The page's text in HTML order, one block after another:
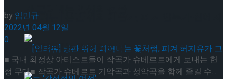
가 그려내는 인생의 선율
[인터뷰] 은반 위의 예술가, 피겨 안무가 신예지
가 그려내는 인생의 선율
by임민규
2022년 04월 12일
0
■ 국내 최정상 아티스트들이 작곡가 슈베르트에게 보내는 헌
정 무대■ 작곡가 슈베르트 기악곡과 성악곡을 함께 즐길 수...